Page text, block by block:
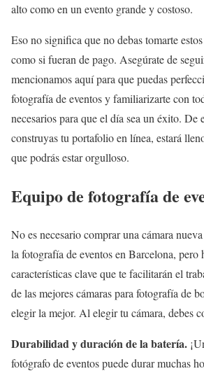
alto como en un evento grande y costoso.
Eso no significa que no debas tomarte
como si fueran de pago. Asegúrate de
mencionamos aquí para que puedas
fotografía de eventos y familiarizarte con
necesarios para que el día sea un éxito. De
construyas tu portafolio en línea, estará
que podrás estar orgulloso.
Equipo de fotografía de
No es necesario comprar una cámara
la fotografía de eventos en Barcelona, pero
características clave que te facilitarán el
de las mejores cámaras para fotografía de
elegir la mejor. Al elegir tu cámara, debes
Durabilidad y duración de la batería.
fotógrafo de eventos puede durar muchas